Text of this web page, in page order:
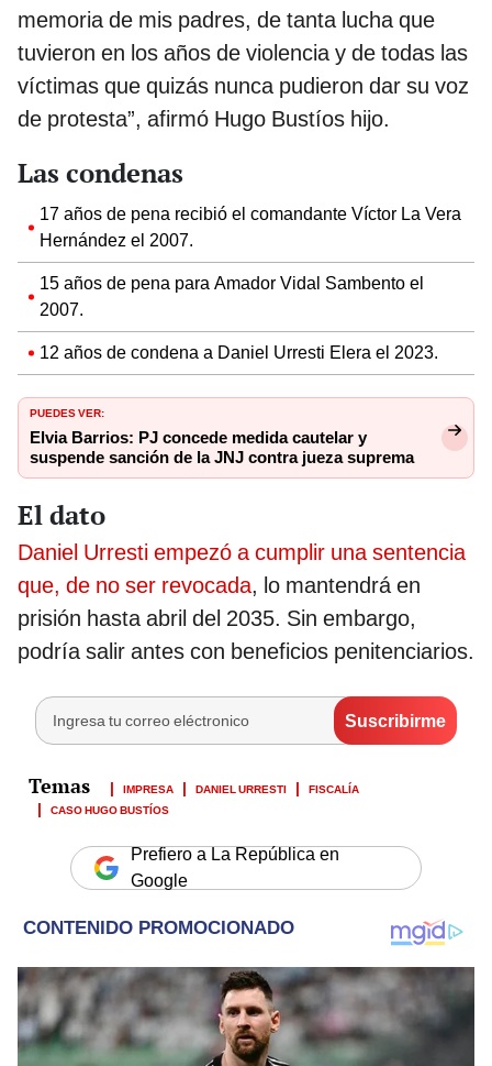
memoria de mis padres, de tanta lucha que
tuvieron en los años de violencia y de todas las
víctimas que quizás nunca pudieron dar su voz
de protesta”, afirmó Hugo Bustíos hijo.
Las condenas
17 años de pena recibió el comandante Víctor La Vera
Hernández el 2007.
15 años de pena para Amador Vidal Sambento el
2007.
12 años de condena a Daniel Urresti Elera el 2023.
PUEDES VER:
Elvia Barrios: PJ concede medida cautelar y
suspende sanción de la JNJ contra jueza suprema
El dato
Daniel Urresti empezó a cumplir una sentencia
que, de no ser revocada, lo mantendrá en
prisión hasta abril del 2035. Sin embargo,
podría salir antes con beneficios penitenciarios.
IMPRESA DANIEL URRESTI
FISCALÍA
CASO HUGO BUSTÍOS
Prefiero a La República en
Google